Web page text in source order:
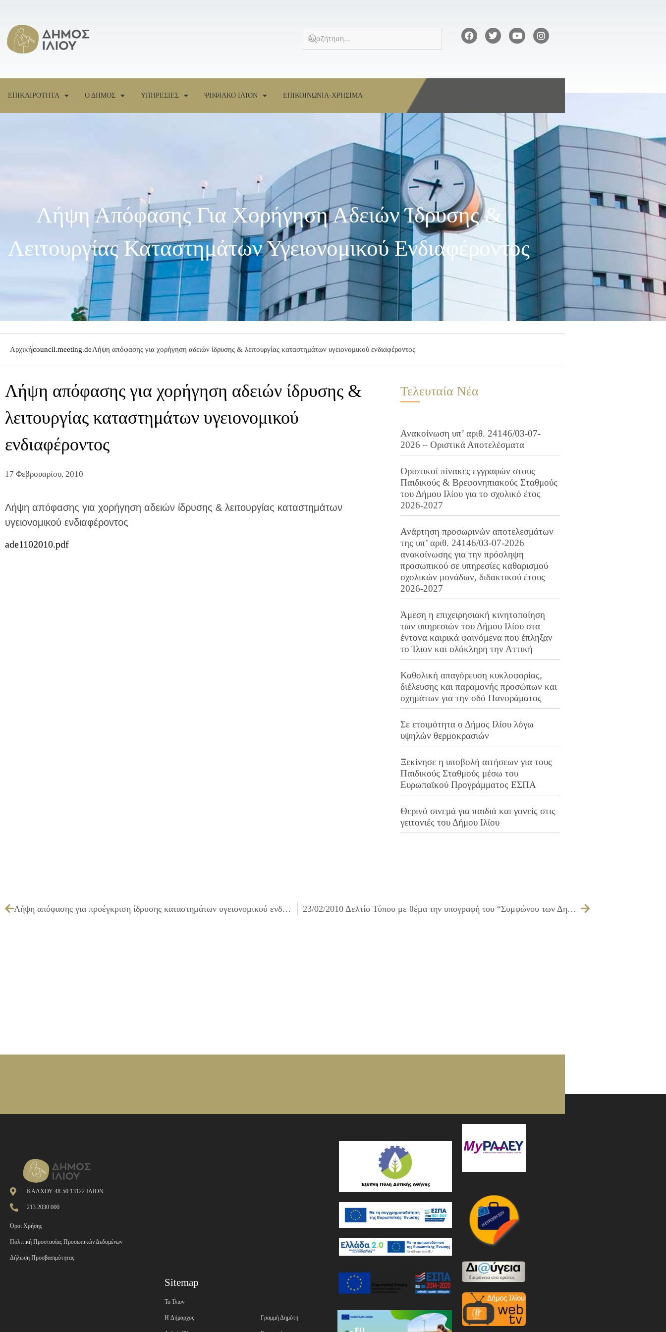
ΕΠΙΚΑΙΡΟΤΗΤΑ Ο ΔΗΜΟΣ ΥΠΗΡΕΣΙΕΣ ΨΗΦΙΑΚΟ ΙΛΙΟΝ ΕΠΙΚΟΙΝΩΝΙΑ-ΧΡΗΣΙΜΑ
Λήψη Απόφασης Για Χορήγηση Αδειών Ίδρυσης &
Λειτουργίας Καταστημάτων Υγειονομικού Ενδιαφέροντος
Αρχικήcouncil.meeting.deΛήψη απόφασης για χορήγηση αδειών ίδρυσης & λειτουργίας καταστημάτων υγειονομικού ενδιαφέροντος
Λήψη απόφασης για χορήγηση αδειών ίδρυσης &
λειτουργίας καταστημάτων υγειονομικού
ενδιαφέροντος
17 Φεβρουαρίου, 2010
Λήψη απόφασης για χορήγηση αδειών ίδρυσης & λειτουργίας καταστημάτων
υγειονομικού ενδιαφέροντος
ade1102010.pdf
Τελευταία Νέα
Ανακοίνωση υπ’ αριθ. 24146/03-07-
2026 – Οριστικά Αποτελέσματα
Οριστικοί πίνακες εγγραφών στους
Παιδικούς & Βρεφονηπιακούς Σταθμούς
του Δήμου Ιλίου για το σχολικό έτος
2026-2027
Ανάρτηση προσωρινών αποτελεσμάτων
της υπ’ αριθ. 24146/03-07-2026
ανακοίνωσης για την πρόσληψη
προσωπικού σε υπηρεσίες καθαρισμού
σχολικών μονάδων, διδακτικού έτους
2026-2027
Άμεση η επιχειρησιακή κινητοποίηση
των υπηρεσιών του Δήμου Ιλίου στα
έντονα καιρικά φαινόμενα που έπληξαν
το Ίλιον και ολόκληρη την Αττική
Καθολική απαγόρευση κυκλοφορίας,
διέλευσης και παραμονής προσώπων και
οχημάτων για την οδό Πανοράματος
Σε ετοιμότητα ο Δήμος Ιλίου λόγω
υψηλών θερμοκρασιών
Ξεκίνησε η υποβολή αιτήσεων για τους
Παιδικούς Σταθμούς μέσω του
Ευρωπαϊκού Προγράμματος ΕΣΠΑ
Θερινό σινεμά για παιδιά και γονείς στις
γειτονιές του Δήμου Ιλίου
Λήψη απόφασης για προέγκριση ίδρυσης καταστημάτων υγειονομικού ενδιαφέροντος 23/02/2010 Δελτίο Τύπου με θέμα την υπογραφή του “Συμφώνου των Δημάρχων” για την κλιματική αλλαγή από το Δήμαρχο Ιλίου, κ. Νίκο Ζενέτο
ΚΑΛΧΟΥ 48-50 13122 ΙΛΙΟΝ
213 2030 000
Όροι Χρήσης
Πολιτική Προστασίας Προσωπικών Δεδομένων
Δήλωση Προσβασιμότητας
Sitemap
Το Ίλιον
H Δήμαρχος Γραμμή Δημότη